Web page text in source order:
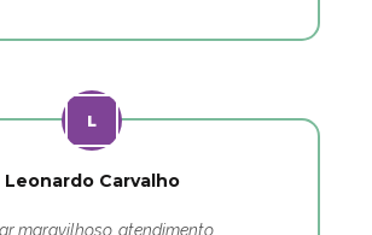
Leonardo Carvalho
maravilhoso, atendimento